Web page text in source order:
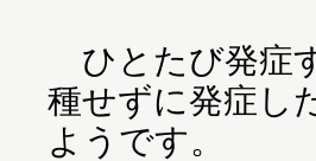
ひとたび発症
種せずに発症し
ようです。